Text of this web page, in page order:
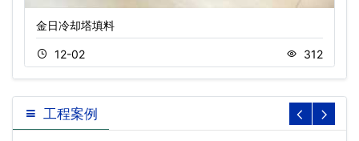
金日冷却塔填料
12-02 312
工程案例